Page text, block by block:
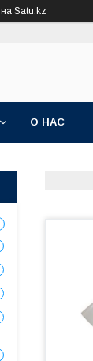
на Satu.kz
О НАС